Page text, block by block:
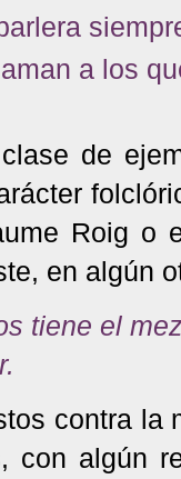
a los
de
Roig o
en algún
tiene el
contra la
con algún